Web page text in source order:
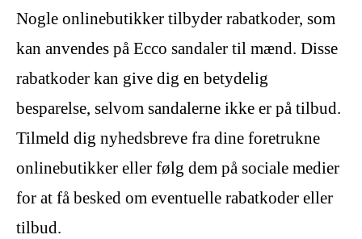
Nogle onlinebutikker tilbyder rabatkoder, som
kan anvendes på Ecco sandaler til mænd. Disse
rabatkoder kan give dig en betydelig
besparelse, selvom sandalerne ikke er på tilbud.
Tilmeld dig nyhedsbreve fra dine foretrukne
onlinebutikker eller følg dem på sociale medier
for at få besked om eventuelle rabatkoder eller
tilbud.